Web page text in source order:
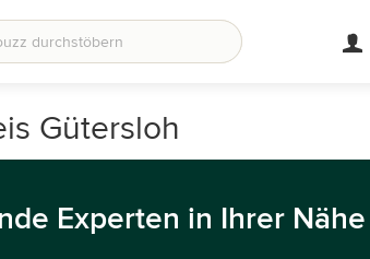
Gütersloh
Experten in Ihrer Nähe